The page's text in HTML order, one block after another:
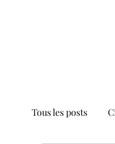
Tous les posts